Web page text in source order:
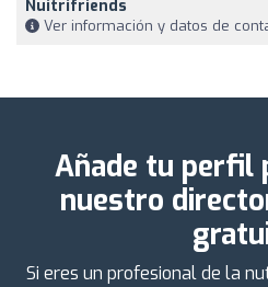
Nuitrifriends
Ver información y datos de
Añade tu perfil
nuestro
Si eres un profesional de la